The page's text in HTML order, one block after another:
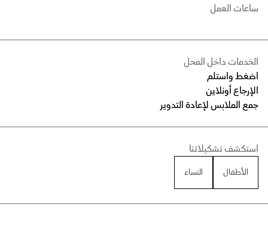
الخدمات داخل المحل
اضغط واستلم
الإرجاع أونلاين
جمع الملابس لإعادة التدوير
ساعات العمل
استكشف تشكيلاتنا
الأطفال النساء